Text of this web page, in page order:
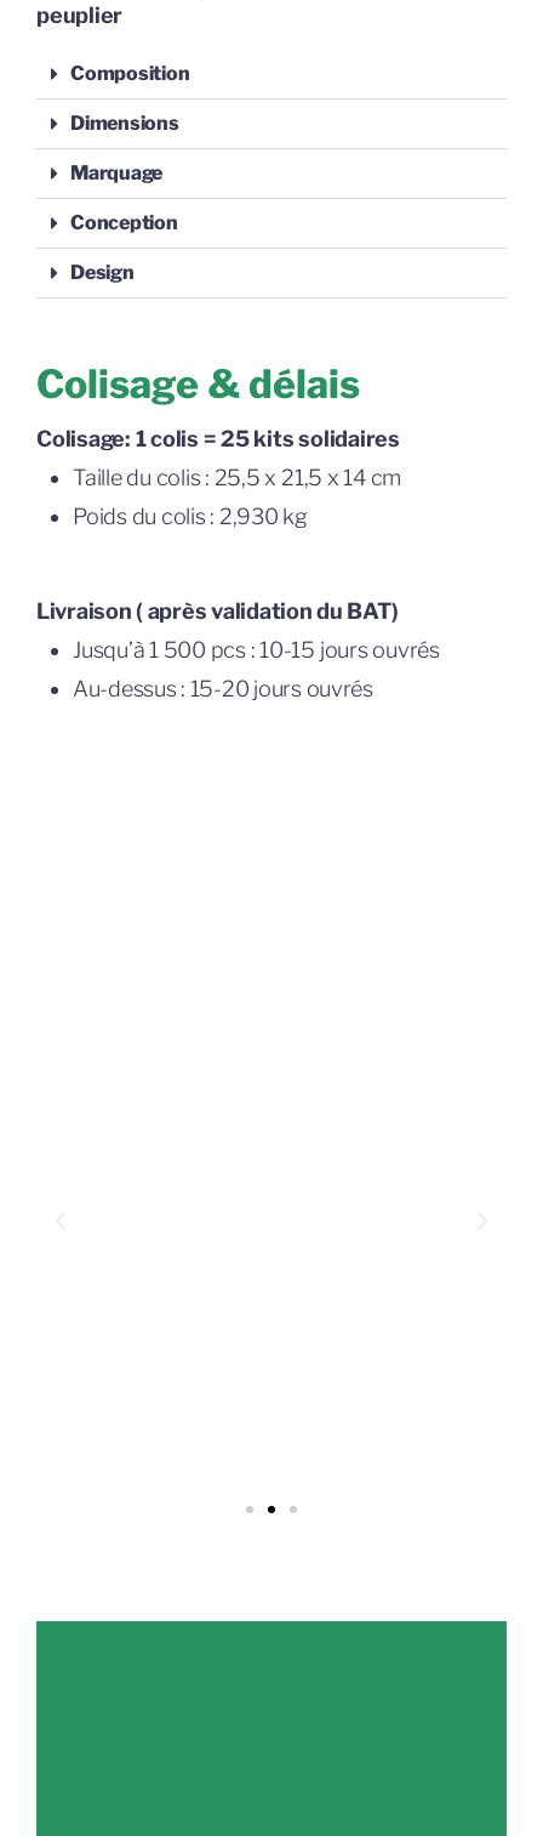
peuplier
Composition
Dimensions
Marquage
Conception
Design
Colisage & délais
Colisage: 1 colis = 25 kits solidaires
Taille du colis : 25,5 x 21,5 x 14 cm
Poids du colis : 2,930 kg
Livraison ( après validation du BAT)
Jusqu’à 1 500 pcs : 10-15 jours ouvrés
Au-dessus : 15-20 jours ouvrés